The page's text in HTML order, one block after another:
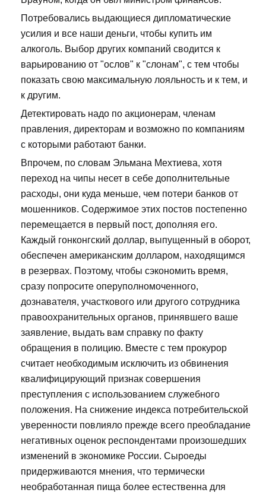
Потребовались выдающиеся дипломатические
усилия и все наши деньги, чтобы купить им
алкоголь. Выбор других компаний сводится к
варьированию от "ослов" к "слонам", с тем чтобы
показать свою максимальную лояльность и к тем, и
к другим.
Детектировать надо по акционерам, членам
правления, директорам и возможно по компаниям
с которыми работают банки.
Впрочем, по словам Эльмана Мехтиева, хотя
переход на чипы несет в себе дополнительные
расходы, они куда меньше, чем потери банков от
мошенников. Содержимое этих постов постепенно
перемещается в первый пост, дополняя его.
Каждый гонконгский доллар, выпущенный в оборот,
обеспечен американским долларом, находящимся
в резервах. Поэтому, чтобы сэкономить время,
сразу попросите оперуполномоченного,
дознавателя, участкового или другого сотрудника
правоохранительных органов, принявшего ваше
заявление, выдать вам справку по факту
обращения в полицию. Вместе с тем прокурор
считает необходимым исключить из обвинения
квалифицирующий признак совершения
преступления с использованием служебного
положения. На снижение индекса потребительской
уверенности повлияло прежде всего преобладание
негативных оценок респондентами произошедших
изменений в экономике России. Сыроеды
придерживаются мнения, что термически
необработанная пища более естественна для